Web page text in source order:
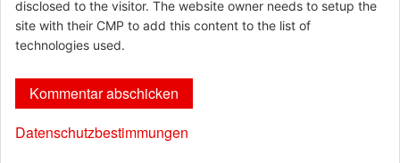
disclosed to the visitor. The website owner needs to setup the
site with their CMP to add this content to the list of
technologies used.
Datenschutzbestimmungen